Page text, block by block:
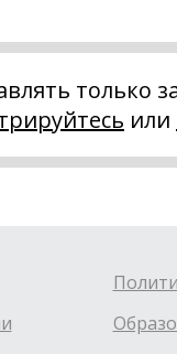
только
или